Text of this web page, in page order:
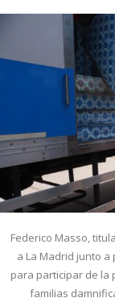
Federico Masso,
a La Madrid junto
para participar de la
familias